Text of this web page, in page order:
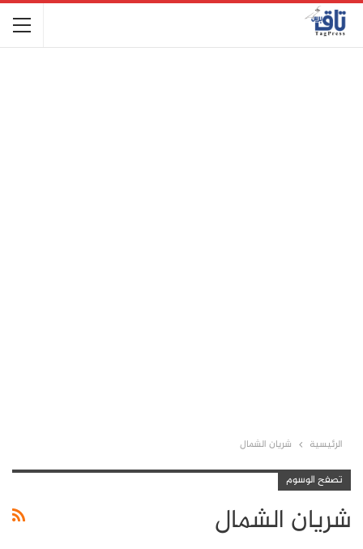
الرئيسية شريان الشمال
تصفح الوسوم
شريان الشمال